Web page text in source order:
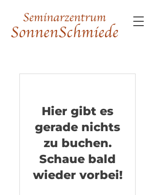
Hier gibt es
gerade nichts
zu buchen.
Schaue bald
wieder vorbei!